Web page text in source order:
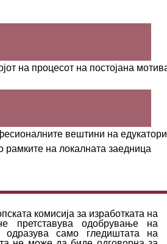
на процесот на постојана
вештини на
рамките на локалната заедница
комисија за изработката на
претставува одобрување на
само гледиштата на